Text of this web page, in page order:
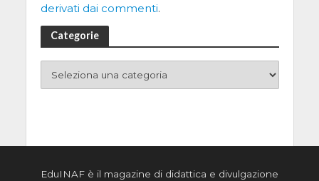
derivati dai commenti.
Categorie
EduINAF è il magazine di didattica e divulgazione